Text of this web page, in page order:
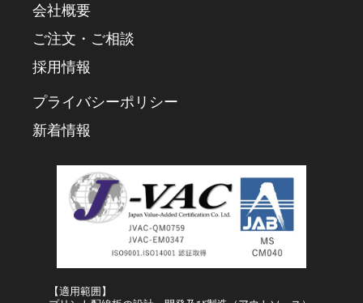
会社概要
ご注文・ご相談
採用情報
プライバシーポリシー
新着情報
【適用範囲】